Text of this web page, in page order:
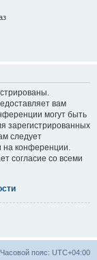
вам
могут быть
зарегистрированных
следует
на конференции.
согласие со всеми
Часовой пояс: UTC+04:00